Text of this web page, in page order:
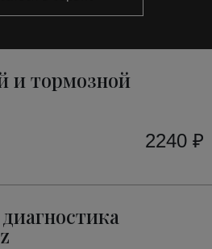
и тормозной
2240 ₽